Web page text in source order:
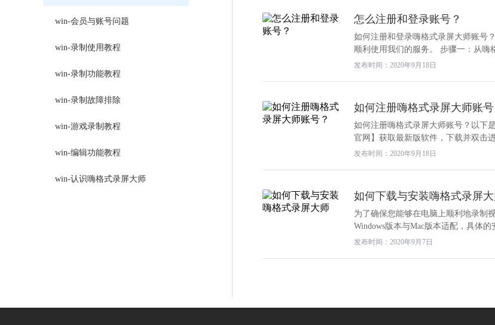
怎么注册和登录账号？
如何注册和登录嗨格式录屏大师账号
顺利使用我们的服务。 步骤一：从嗨
发布时间：2020年9月18日
如何注册嗨格式录屏大师账号
如何注册嗨格式录屏大师账号？以下
官网】获取最新版软件，下载并双击
发布时间：2020年9月18日
如何下载与安装嗨格式录屏
为了确保您能够在电脑上顺利地录制
Windows版本与Mac版本适配，具体的
发布时间：2020年9月7日
win-会员与账号问题
win-录制使用教程
win-录制功能教程
win-录制故障排除
win-游戏录制教程
win-编辑功能教程
win-认识嗨格式录屏大师